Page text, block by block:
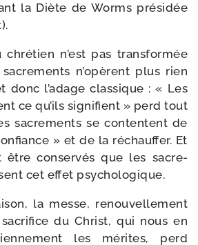
la Diète de Worms pré­si­dée
chré­tien n’est pas trans­for­mée
n’opèrent plus rien
donc l’adage clas­sique : « Les
ce qu’ils signi­fient » perd tout
sacre­ments se contentent de
» et de la réchauf­fer. Et
être conser­vés que les sacre­
cet effet psychologique.
la messe, renou­vel­le­ment
du Christ, qui nous en
les mérites, perd